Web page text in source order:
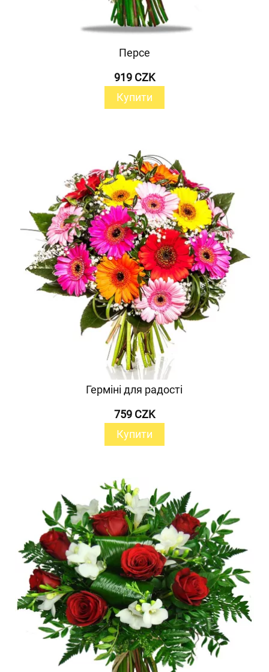
Персе
919 CZK
Купити
Герміні для радості
759 CZK
Купити